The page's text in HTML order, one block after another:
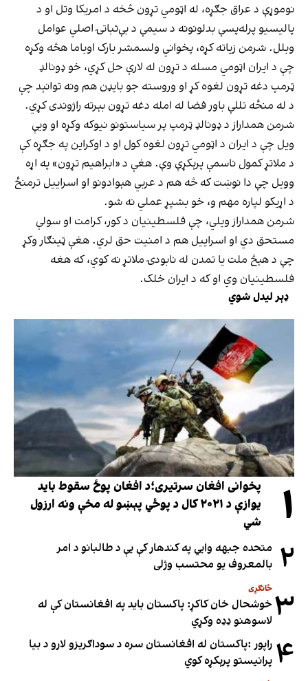
نوموړې د عراق جګړه، له اټومي تړون څخه د امریکا وتل او د
پالیسیو پرله‌پسې بدلونونه د سیمې د بې‌ثباتۍ اصلي عوامل
وبلل. شرمن زیاته کړه، پخواني ولسمشر بارک اوباما هڅه وکړه
چې د ایران اټومي مسله د تړون له لارې حل کړي، خو ډونالډ
ټرمپ دغه تړون لغوه کړ او وروسته جو بایډن هم ونه توانېد چې
د له منځه تللې باور فضا له امله دغه تړون بېرته راژوندی کړي.
شرمن همداراز د ډونالډ ټرمپ پر سیاستونو نیوکه وکړه او ویې
ویل چې د ایران د اټومي تړون لغوه کول او د اوکراین په جګړه کې
د ملاتړ کمول ناسمې پرېکړې وې. هغې د «ابراهیم تړون» په اړه
وویل چې دا نوښت که څه هم د عربي هېوادونو او اسراییل ترمنځ
د اړیکو لپاره مهم و، خو بشپړ عملي نه شو.
شرمن همداراز ویلي، چې فلسطینیان د کور، کرامت او سولې
مستحق دي او اسراییل هم د امنیت حق لري. هغې ټینګار وکړ
چې د هېڅ ملت یا تمدن له نابودۍ ملاتړ نه کوي، که هغه
فلسطینیان وي او که د ایران خلک.
ډېر لیدل شوي
۱
پخوانی افغان سرتیری؛د افغان پوځ سقوط باید
یوازې د ۲۰۲۱ کال د پوځي پېښو له مخې ونه ارزول
شي
۲ متحده جبهه وايي په کندهار کې یې د طالبانو د امر
بالمعروف یو محتسب وژلی
۳ ځانګړی
خوشحال خان کاکړ: پاکستان بايد په افغانستان کې له
لاسوهنو ډډه وکړي
۴ راپور :پاکستان له افغانستان سره د سوداګریزو لارو د بیا
پرانیستو پرېکړه کوي